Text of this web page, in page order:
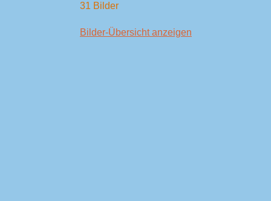
31 Bilder
Bilder-Übersicht anzeigen